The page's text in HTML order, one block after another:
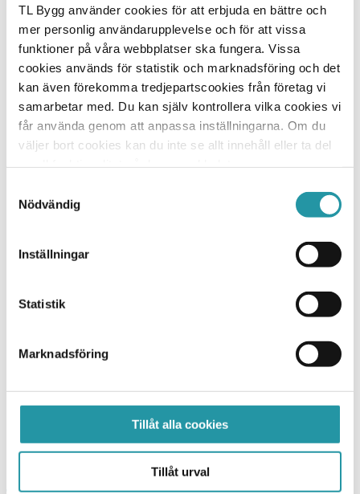
TL Bygg använder cookies för att erbjuda en bättre och
mer personlig användarupplevelse och för att vissa
funktioner på våra webbplatser ska fungera. Vissa
cookies används för statistik och marknadsföring och det
kan även förekomma tredjepartscookies från företag vi
samarbetar med. Du kan själv kontrollera vilka cookies vi
får använda genom att anpassa inställningarna. Om du
väljer bort cookies kan du inte se allt innehåll eller ta del
Nödvändig
Inställningar
Statistik
Marknadsföring
Tillåt alla cookies
Tillåt urval
team. Hennes gedigna erfarenhet och expertis
kommer vara avgörande för att driva och fortsätta
utveckla vårt affärsområde Stockholm
nyproduktion. Vi ser fram emot att fortsätta leverera
högkvalitativa projekt under hennes ledning, säger
Johan Edlund, VD på TL Bygg.
Sara kommer senast från Ikano Bostadsproduktion
och tillträder som affärschef hos TL Bygg den 6 maj.
TL Bygg AB
Vill du veta mer?
Skicka E-post